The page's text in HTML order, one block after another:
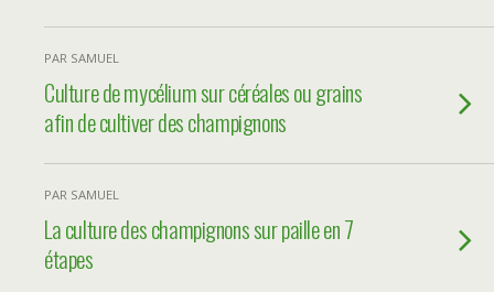
PAR SAMUEL
Culture de mycélium sur céréales ou grains
afin de cultiver des champignons
PAR SAMUEL
La culture des champignons sur paille en 7
étapes